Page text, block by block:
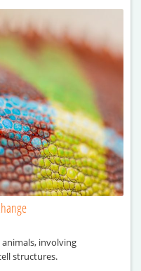
involving
structures.